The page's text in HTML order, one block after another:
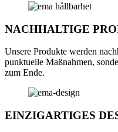
NACHHALTIGE
Unsere Produkte werden
punktuelle Maßnahmen,
zum Ende.
EINZIGARTIGES